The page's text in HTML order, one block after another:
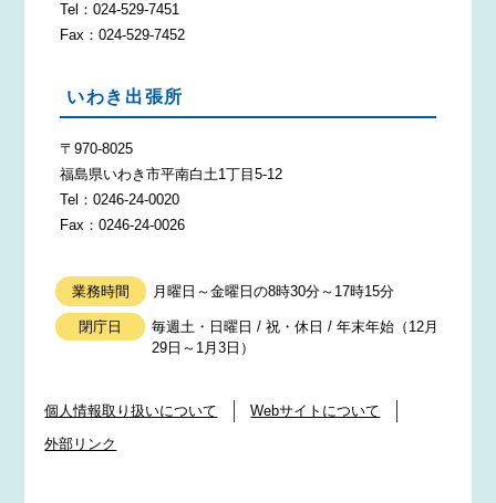
Tel：024-529-7451
Fax：024-529-7452
いわき出張所
〒970-8025
福島県いわき市平南白土1丁目5-12
Tel：0246-24-0020
Fax：0246-24-0026
業務時間 月曜日～金曜日の8時30分～17時15分
閉庁日
毎週土・日曜日 / 祝・休日 / 年末年始（12月
29日～1月3日）
個人情報取り扱いについて
Webサイトについて
外部リンク